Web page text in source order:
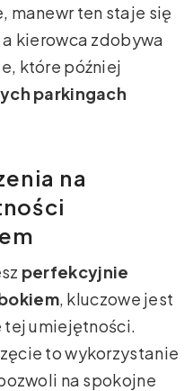
manewr ten staje się
kierowca zdobywa
które później
parkingach
na
perfekcyjnie
, kluczowe jest
umiejętności.
to wykorzystanie
na spokojne